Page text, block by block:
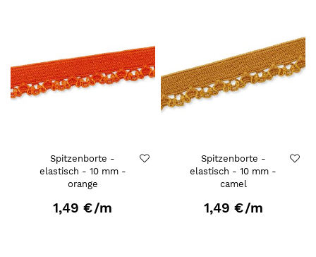
Spitzenborte -
elastisch - 10 mm -
orange
1,49 €/m
Spitzenborte -
elastisch - 10 mm -
camel
1,49 €/m